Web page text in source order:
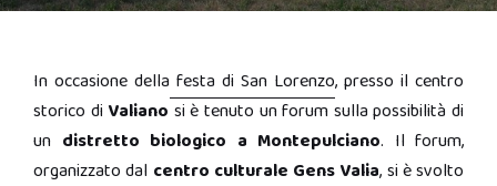
In occasione della festa di San Lorenzo, presso il centro
storico di Valiano si è tenuto un forum sulla possibilità di
un distretto biologico a Montepulciano. Il forum,
organizzato dal centro culturale Gens Valia, si è svolto